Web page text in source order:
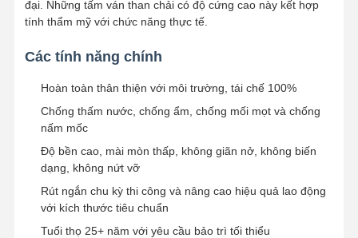
đại. Những tấm ván than chải có độ cứng cao này kết hợp
tính thẩm mỹ với chức năng thực tế.
Các tính năng chính
Hoàn toàn thân thiện với môi trường, tái chế 100%
Chống thấm nước, chống ẩm, chống mối mọt và chống
nấm mốc
Độ bền cao, mài mòn thấp, không giãn nở, không biến
dạng, không nứt vỡ
Rút ngắn chu kỳ thi công và nâng cao hiệu quả lao động
với kích thước tiêu chuẩn
Tuổi thọ 25+ năm với yêu cầu bảo trì tối thiểu